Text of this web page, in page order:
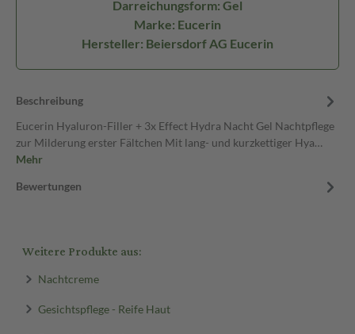
Darreichungsform: Gel
Marke: Eucerin
Hersteller: Beiersdorf AG Eucerin
Beschreibung
Eucerin Hyaluron-Filler + 3x Effect Hydra Nacht Gel Nachtpflege
zur Milderung erster Fältchen Mit lang- und kurzkettiger Hya…
Mehr
Bewertungen
Weitere Produkte aus:
Nachtcreme
Gesichtspflege - Reife Haut